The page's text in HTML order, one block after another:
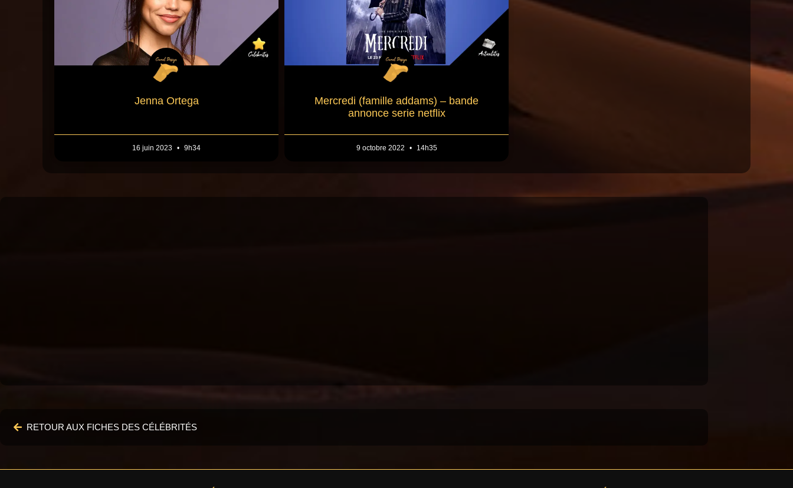
Jenna Ortega
16 juin 2023 9h34
Mercredi (famille addams) – bande
annonce serie netflix
9 octobre 2022 14h35
RETOUR AUX FICHES DES CÉLÉBRITÉS